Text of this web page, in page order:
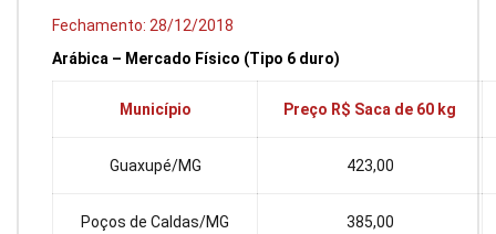
Fechamento: 28/12/2018
Arábica – Mercado Físico (Tipo 6 duro)
Município Preço R$ Saca de 60 kg
Guaxupé/MG 423,00
Poços de Caldas/MG 385,00